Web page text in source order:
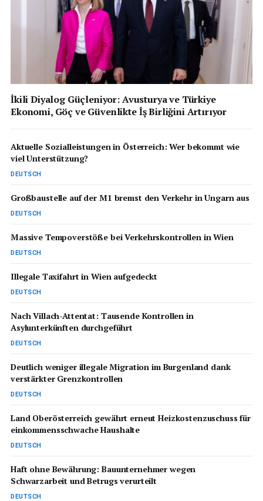
İkili Diyalog Güçleniyor: Avusturya ve Türkiye
Ekonomi, Göç ve Güvenlikte İş Birliğini Artırıyor
Aktuelle Sozialleistungen in Österreich: Wer bekommt wie
viel Unterstützung?
DEUTSCH
Großbaustelle auf der M1 bremst den Verkehr in Ungarn aus
DEUTSCH
Massive Tempoverstöße bei Verkehrskontrollen in Wien
DEUTSCH
Illegale Taxifahrt in Wien aufgedeckt
DEUTSCH
Nach Villach-Attentat: Tausende Kontrollen in
Asylunterkünften durchgeführt
DEUTSCH
Deutlich weniger illegale Migration im Burgenland dank
verstärkter Grenzkontrollen
DEUTSCH
Land Oberösterreich gewährt erneut Heizkostenzuschuss für
einkommensschwache Haushalte
DEUTSCH
Haft ohne Bewährung: Bauunternehmer wegen
Schwarzarbeit und Betrugs verurteilt
DEUTSCH